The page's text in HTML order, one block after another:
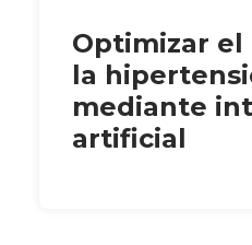
Optimizar
la
mediante
artificial